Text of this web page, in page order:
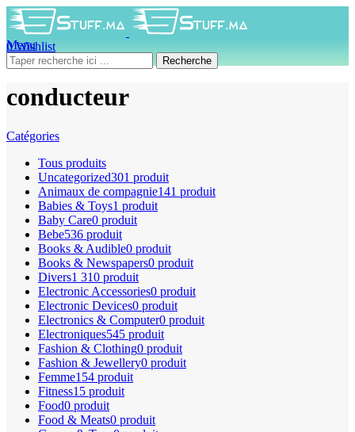
0Wishlist
0produit 0DH
Menu
Recherche
conducteur
Catégories
Tous produits
Uncategorized301 produit
Animaux de compagnie141 produit
Babies & Toys1 produit
Baby Care0 produit
Bebe536 produit
Books & Audible0 produit
Books & Newspapers0 produit
Divers1 310 produit
Electronic Accessories0 produit
Electronic Devices0 produit
Electronics & Computer0 produit
Electroniques545 produit
Fashion & Clothing0 produit
Fashion & Jewellery0 produit
Femme154 produit
Fitness15 produit
Food0 produit
Food & Meats0 produit